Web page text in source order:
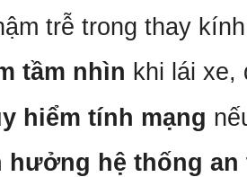
trễ trong thay
tầm nhìn khi lái xe,
hiểm tính mạng
hưởng hệ thống an